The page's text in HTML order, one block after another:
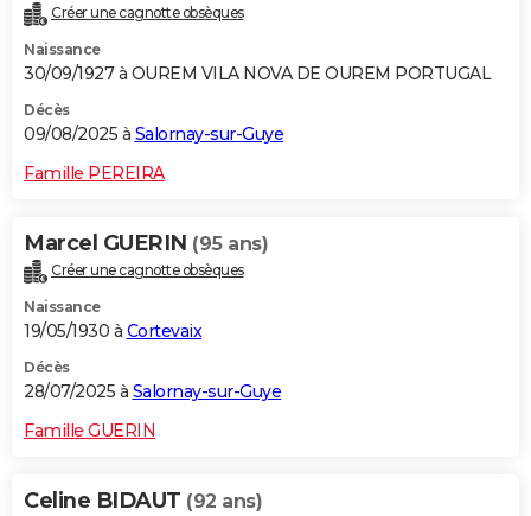
Créer une cagnotte obsèques
Naissance
30/09/1927 à OUREM VILA NOVA DE OUREM PORTUGAL
Décès
09/08/2025 à Salornay-sur-Guye
Famille PEREIRA
Marcel GUERIN (95 ans)
Créer une cagnotte obsèques
Naissance
19/05/1930 à Cortevaix
Décès
28/07/2025 à Salornay-sur-Guye
Famille GUERIN
Celine BIDAUT (92 ans)